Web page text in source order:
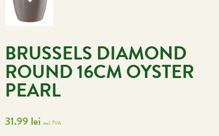
BRUSSELS DIAMOND
ROUND 16CM OYSTER
PEARL
31.99 lei incl. TVA